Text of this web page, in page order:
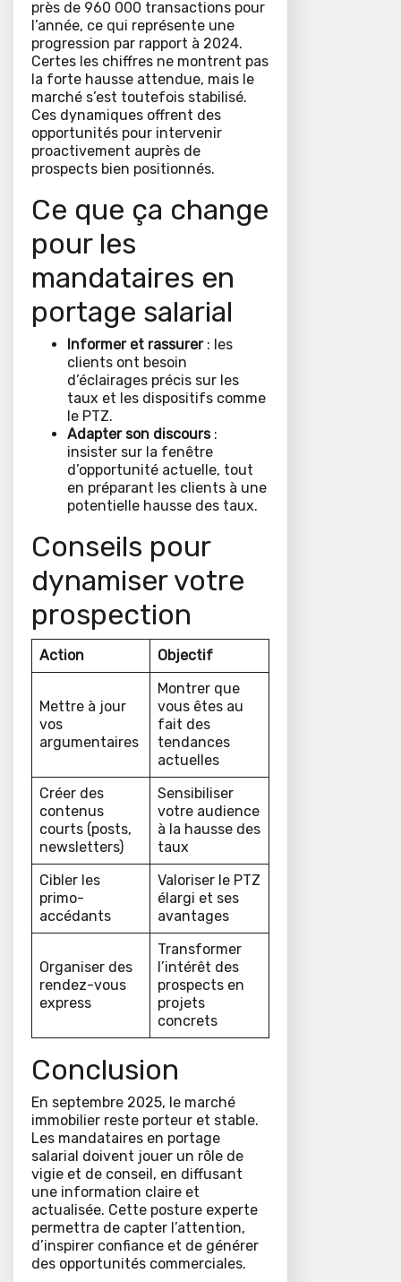
près de 960 000 transactions pour
l’année, ce qui représente une
progression par rapport à 2024.
Certes les chiffres ne montrent pas
la forte hausse attendue, mais le
marché s’est toutefois stabilisé.
Ces dynamiques offrent des
opportunités pour intervenir
proactivement auprès de
prospects bien positionnés.
Ce que ça change
pour les
mandataires en
portage salarial
Informer et rassurer: les
clients ont besoin
d’éclairages précis sur les
taux et les dispositifs comme
le PTZ.
Adapter son discours:
insister sur la fenêtre
d’opportunité actuelle, tout
en préparant les clients à une
potentielle hausse des taux.
Conseils pour
dynamiser votre
prospection
Action Objectif
Mettre à jour
vos
argumentaires
Montrer que
vous êtes au
fait des
tendances
actuelles
Créer des
contenus
courts (posts,
newsletters)
Sensibiliser
votre audience
à la hausse des
taux
Cibler les
primo-
accédants
Valoriser le PTZ
élargi et ses
avantages
Organiser des
rendez-vous
express
Transformer
l’intérêt des
prospects en
projets
concrets
Conclusion
En septembre 2025, le marché
immobilier reste porteur et stable.
Les mandataires en portage
salarial doivent jouer un rôle de
vigie et de conseil, en diffusant
une information claire et
actualisée. Cette posture experte
permettra de capter l’attention,
d’inspirer confiance et de générer
des opportunités commerciales.